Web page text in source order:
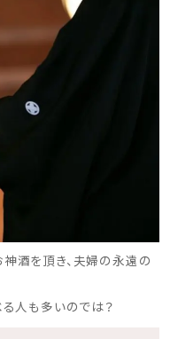
酒を頂き、夫婦の永遠の
人も多いのでは？